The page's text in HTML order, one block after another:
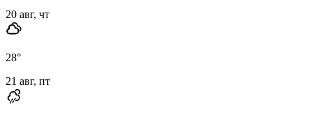
20 авг, чт
28°
21 авг, пт